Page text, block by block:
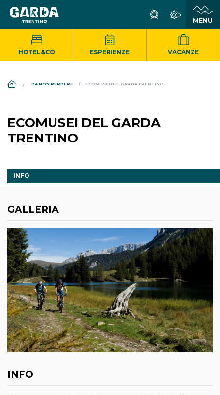
HOTEL&CO ESPERIENZE VACANZE
DA NON PERDERE ECOMUSEI DEL GARDA TRENTINO
ECOMUSEI DEL GARDA
TRENTINO
INFO
GALLERIA
INFO